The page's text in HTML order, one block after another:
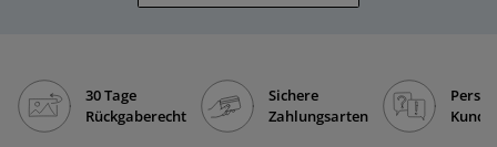
30 Tage
Rückgaberecht
Sichere
Zahlungsarten